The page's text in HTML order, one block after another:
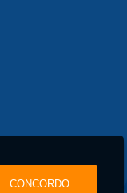
CONCORDO